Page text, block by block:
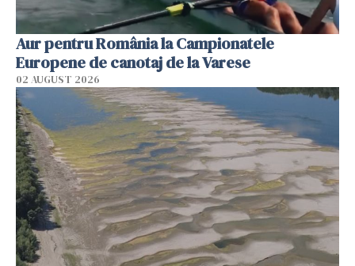
Aur pentru România la Campionatele
Europene de canotaj de la Varese
02 AUGUST 2026